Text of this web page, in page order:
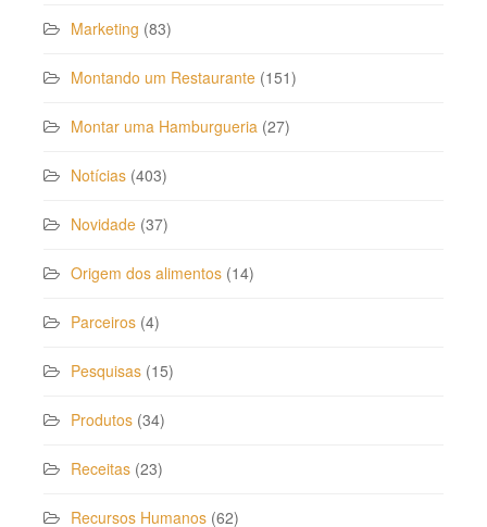
Marketing (83)
Montando um Restaurante (151)
Montar uma Hamburgueria (27)
Notícias (403)
Novidade (37)
Origem dos alimentos (14)
Parceiros (4)
Pesquisas (15)
Produtos (34)
Receitas (23)
Recursos Humanos (62)